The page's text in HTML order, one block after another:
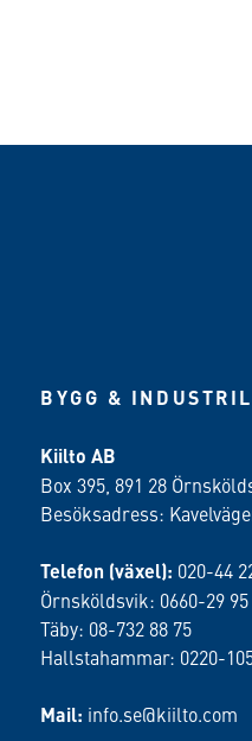
BYGG &
Kiilto AB
Box 395, 891 28
Besöksadress:
Telefon (växel): 020-44
Örnsköldsvik: 0660-29 95
Täby: 08-732 88 75
Hallstahammar: 0220-
Mail: info.se@kiilto.com